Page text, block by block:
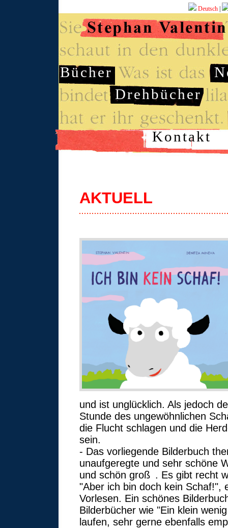
Deutsch
Bücher
Drehbücher
Kontakt
AKTUELL
und ist unglücklich. Als jedoch
Stunde des ungewöhnlichen
die Flucht schlagen und die
sein.
- Das vorliegende Bilderbuch
unaufgeregte und sehr schöne
und schön groß . Es gibt recht
"Aber ich bin doch kein Schaf!",
Vorlesen. Ein schönes
Bilderbücher wie "Ein klein
laufen, sehr gerne ebenfalls